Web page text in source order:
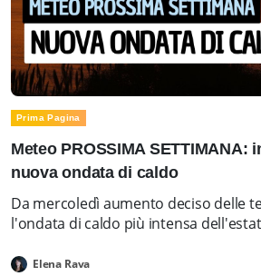
Prima Pagina
Meteo PROSSIMA SETTIMANA:
nuova ondata di caldo
Da mercoledì aumento deciso delle
l'ondata di caldo più intensa
Elena Rava